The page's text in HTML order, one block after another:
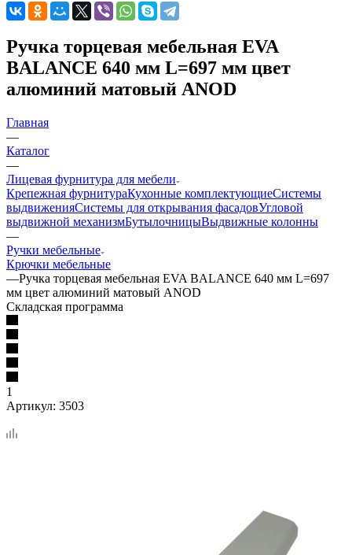
Ручка торцевая мебельная EVA
BALANCE 640 мм L=697 мм цвет
алюминий матовый ANOD
Главная
—
Каталог
—
Лицевая фурнитура для мебели
Крепежная фурнитураКухонные комплектующиеСистемы
выдвиженияСистемы для открывания фасадовУгловой
выдвижной механизмБутылочницыВыдвижные колонны
—
Ручки мебельные
Крючки мебельные
—Ручка торцевая мебельная EVA BALANCE 640 мм L=697
мм цвет алюминий матовый ANOD
Складская программа
1
Артикул: 3503